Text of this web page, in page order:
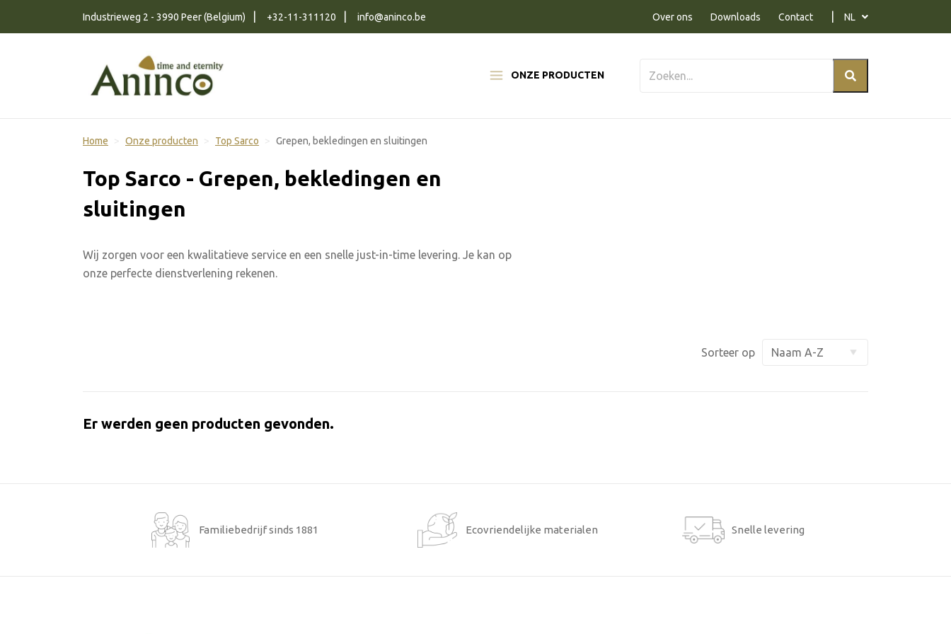
ONZE PRODUCTEN
Industrieweg 2 - 3990 Peer (Belgium) +32-11-311120 info@aninco.be Over ons Downloads Contact NL
Home Onze producten Top Sarco Grepen, bekledingen en sluitingen
Top Sarco - Grepen, bekledingen en
sluitingen
Wij zorgen voor een kwalitatieve service en een snelle just-in-time levering. Je kan op
onze perfecte dienstverlening rekenen.
Sorteer op
Er werden geen producten gevonden.
Familiebedrijf sinds 1881 Ecovriendelijke materialen Snelle levering